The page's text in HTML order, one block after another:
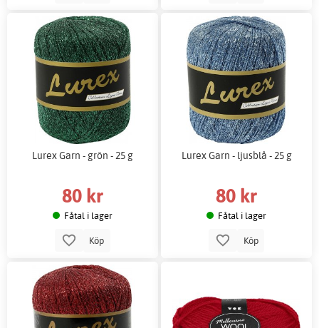
Lurex Garn - grön - 25 g
80 kr
Fåtal i lager
Köp
Lurex Garn - ljusblå - 25 g
80 kr
Fåtal i lager
Köp